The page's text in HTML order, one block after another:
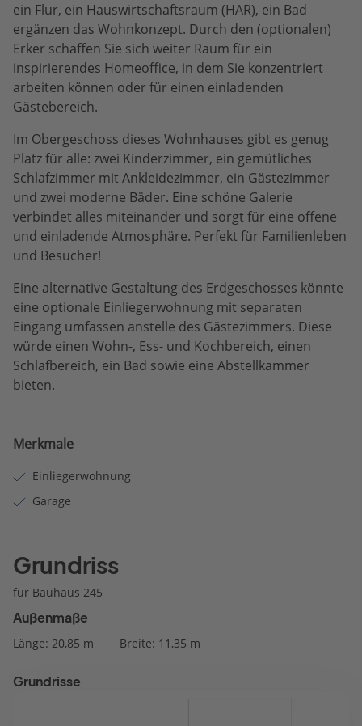
ein Flur, ein Hauswirtschaftsraum (HAR), ein Bad
ergänzen das Wohnkonzept. Durch den (optionalen)
Erker schaffen Sie sich weiter Raum für ein
inspirierendes Homeoffice, in dem Sie konzentriert
arbeiten können oder für einen einladenden
Gästebereich.
Im Obergeschoss dieses Wohnhauses gibt es genug
Platz für alle: zwei Kinderzimmer, ein gemütliches
Schlafzimmer mit Ankleidezimmer, ein Gästezimmer
und zwei moderne Bäder. Eine schöne Galerie
verbindet alles miteinander und sorgt für eine offene
und einladende Atmosphäre. Perfekt für Familienleben
und Besucher!
Eine alternative Gestaltung des Erdgeschosses könnte
eine optionale Einliegerwohnung mit separaten
Eingang umfassen anstelle des Gästezimmers. Diese
würde einen Wohn-, Ess- und Kochbereich, einen
Schlafbereich, ein Bad sowie eine Abstellkammer
bieten.
Merkmale
Einliegerwohnung
Garage
Grundriss
für Bauhaus 245
Außenmaße
Länge: 20,85 m Breite: 11,35 m
Grundrisse